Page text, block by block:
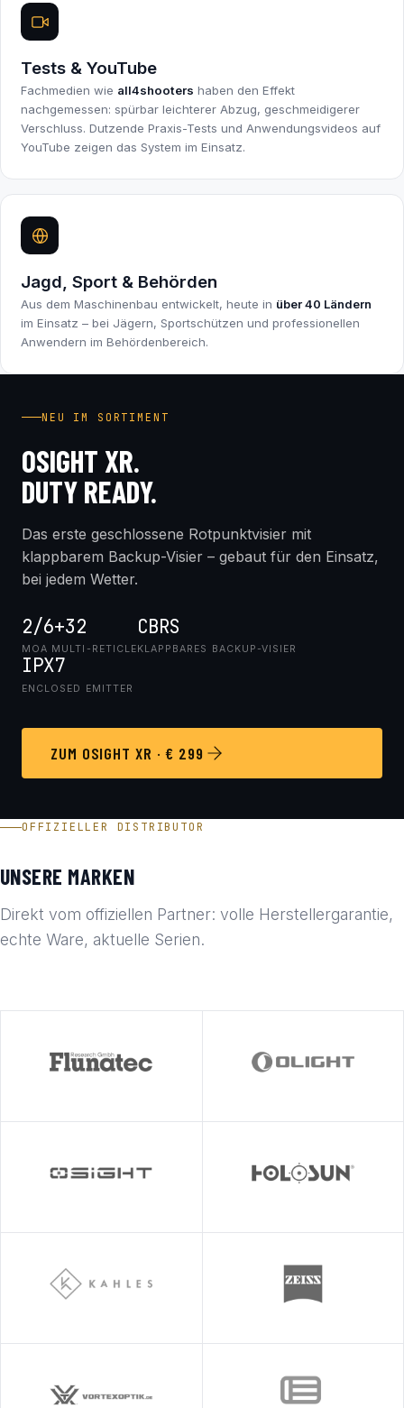
Tests & YouTube
Fachmedien wie all4shooters haben den Effekt
nachgemessen: spürbar leichterer Abzug, geschmeidigerer
Verschluss. Dutzende Praxis-Tests und Anwendungsvideos auf
YouTube zeigen das System im Einsatz.
Jagd, Sport & Behörden
Aus dem Maschinenbau entwickelt, heute in über 40 Ländern
im Einsatz – bei Jägern, Sportschützen und professionellen
Anwendern im Behördenbereich.
NEU IM SORTIMENT
OSIGHT XR.
DUTY READY.
Das erste geschlossene Rotpunktvisier mit
klappbarem Backup-Visier – gebaut für den Einsatz,
bei jedem Wetter.
2/6+32
MOA MULTI-RETICLE
CBRS
KLAPPBARES BACKUP-VISIER
IPX7
ENCLOSED EMITTER
ZUM OSIGHT XR · € 299
OFFIZIELLER DISTRIBUTOR
UNSERE MARKEN
Direkt vom offiziellen Partner: volle Herstellergarantie,
echte Ware, aktuelle Serien.